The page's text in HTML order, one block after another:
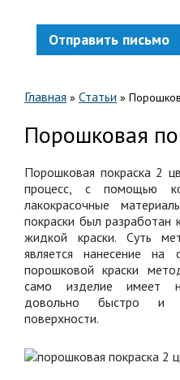
Отправить письмо
Главная » Статьи »
Порошковая
Порошковая покраска 2
процесс, с помощью
лакокрасочные
покраски был разработан
жидкой краски. Суть
является нанесение на
порошковой краски
само изделие имеет
довольно быстро и
поверхности.